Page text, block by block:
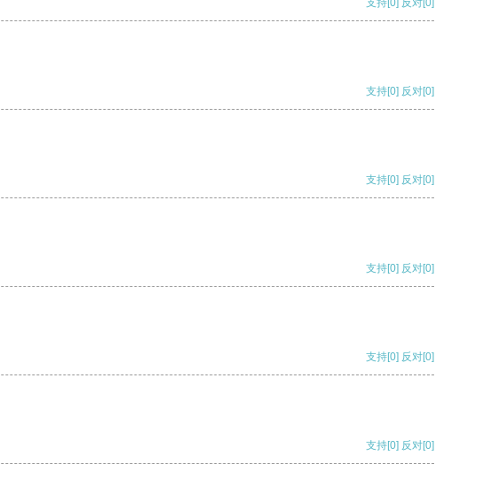
支持[0] 反对[0]
支持[0] 反对[0]
支持[0] 反对[0]
支持[0] 反对[0]
支持[0] 反对[0]
支持[0] 反对[0]